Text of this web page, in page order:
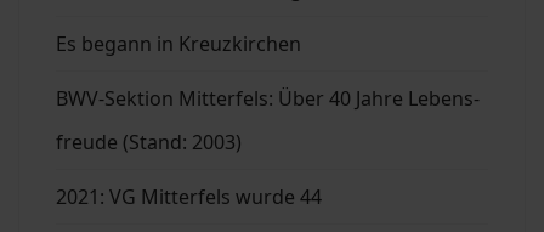
Es begann in Kreuzkirchen
BWV-Sektion Mitterfels: Über 40 Jahre Lebens-
freude (Stand: 2003)
2021: VG Mitterfels wurde 44